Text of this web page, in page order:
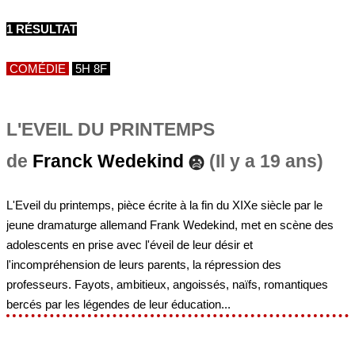
1 RÉSULTAT
COMÉDIE 5H 8F
L'EVEIL DU PRINTEMPS
de Franck Wedekind (Il y a 19 ans)
L'Eveil du printemps, pièce écrite à la fin du XIXe siècle par le
jeune dramaturge allemand Frank Wedekind, met en scène des
adolescents en prise avec l'éveil de leur désir et
l'incompréhension de leurs parents, la répression des
professeurs. Fayots, ambitieux, angoissés, naïfs, romantiques
bercés par les légendes de leur éducation...